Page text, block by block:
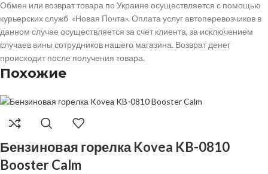
Обмен или возврат товара по Украине осуществляется с помощью
курьерских служб «Новая Почта». Оплата услуг автоперевозчиков в
данном случае осуществляется за счет клиента, за исключением
случаев вины сотрудников нашего магазина. Возврат денег
происходит после получения товара.
Похожие
Бензиновая горелка Kovea KB-0810
Booster Calm